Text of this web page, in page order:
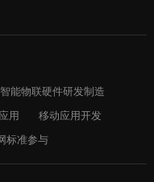
智能物联硬件研发制造
用
移动应用开发
标准参与